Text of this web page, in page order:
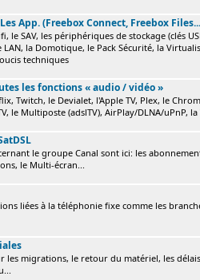
App. (Freebox Connect, Freebox
le SAV, les périphériques de stockage (clés
LAN, la Domotique, le Pack Sécurité, la
techniques
les fonctions « audio / vidéo »
Twitch, le Devialet, l'Apple TV, Plex, le
le Multiposte (adslTV), AirPlay/DLNA/uPnP,
le groupe Canal sont ici: les
le Multi-écran...
liées à la téléphonie fixe comme les
les migrations, le retour du matériel, les